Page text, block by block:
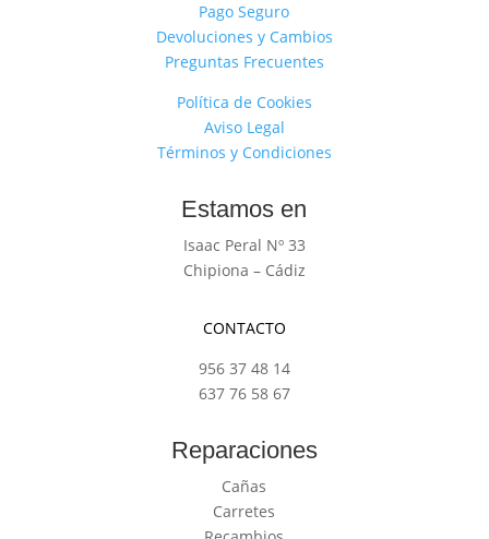
Pago Seguro
Devoluciones y Cambios
Preguntas Frecuentes
Política de Cookies
Aviso Legal
Términos y Condiciones
Estamos en
Isaac Peral Nº 33
Chipiona – Cádiz
CONTACTO
956 37 48 14
637 76 58 67
Reparaciones
Cañas
Carretes